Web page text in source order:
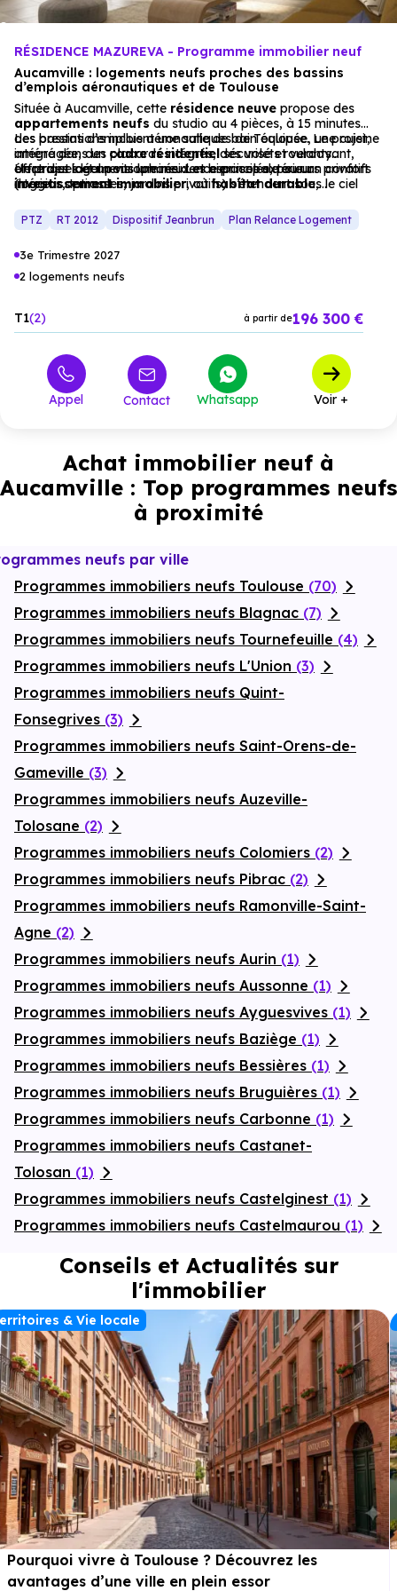
RÉSIDENCE MAZUREVA - Programme immobilier neuf
Aucamville : logements neufs proches des bassins
d’emplois aéronautiques et de Toulouse
Située à Aucamville, cette résidence neuve propose des
appartements neufs du studio au 4 pièces, à 15 minutes
des bassins d’emplois aéronautiques de Toulouse. Le projet,
intégré dans un cadre résidentielsécurisé et verdoyant,
offre des logements lumineux et bien isolés, pour un confort
intérieur optimal.
Les prestations incluent une salle de bain équipée, une cuisine
aménagée, des placards intégrés, des volets roulants
électriques et un visiophone. Les espaces extérieurs privatifs
(loggias, terrasses, jardins privatifs) s’étendent sous le ciel
Un projet idéal pour une résidence principale ou un
investissement immobilier, oùhabitat durable,
PTZ RT 2012 Dispositif Jeanbrun Plan Relance Logement
3e Trimestre 2027
2 logements neufs
T1 2 à partir de196 300 €
Appel Contact Whatsapp Voir +
Achat immobilier neuf à
Aucamville : Top programmes neufs
à proximité
neufs par ville
Programmes immobiliers neufs Toulouse (70)
Programmes immobiliers neufs Blagnac (7)
Programmes immobiliers neufs Tournefeuille (4)
Programmes immobiliers neufs L'Union (3)
Programmes immobiliers neufs Quint-
Fonsegrives (3)
Programmes immobiliers neufs Saint-Orens-de-
Gameville (3)
Programmes immobiliers neufs Auzeville-
Tolosane (2)
Programmes immobiliers neufs Colomiers (2)
Programmes immobiliers neufs Pibrac (2)
Programmes immobiliers neufs Ramonville-Saint-
Agne (2)
Programmes immobiliers neufs Aurin (1)
Programmes immobiliers neufs Aussonne (1)
Programmes immobiliers neufs Ayguesvives (1)
Programmes immobiliers neufs Baziège (1)
Programmes immobiliers neufs Bessières (1)
Programmes immobiliers neufs Bruguières (1)
Programmes immobiliers neufs Carbonne (1)
Programmes immobiliers neufs Castanet-
Tolosan (1)
Programmes immobiliers neufs Castelginest (1)
Programmes immobiliers neufs Castelmaurou (1)
Conseils et Actualités sur
l'immobilier
& Vie locale
Pourquoi vivre à Toulouse ? Découvrez les
avantages d’une ville en plein essor